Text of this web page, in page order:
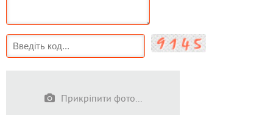
Прикріпити фото...